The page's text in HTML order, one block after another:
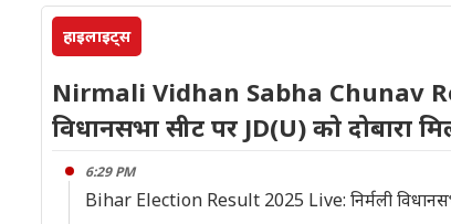
हाइलाइट्स
Nirmali Vidhan Sabha Chunav
विधानसभा सीट पर JD(U) को दोबारा
6:29 PM
Bihar Election Result 2025 Live: निर्मली